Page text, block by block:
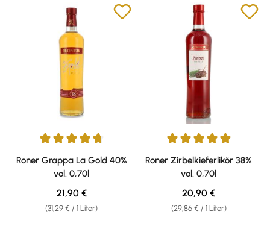
Durchschnittliche Bewertung von 4.75 von 5 Sternen
Roner Grappa La Gold 40%
vol. 0,70l
(31,29 € / 1 Liter)
Regulärer Preis:
21,90 €
Durchschnittliche Bewertung
Roner Zirbelkieferlikör 38%
vol. 0,70l
(29,86 € / 1 Liter)
Regulärer Preis:
20,90 €